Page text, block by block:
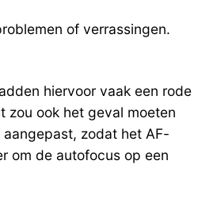
of verrassingen.
hiervoor vaak een rode
zou ook het geval moeten
zodat het AF-
om de autofocus op een